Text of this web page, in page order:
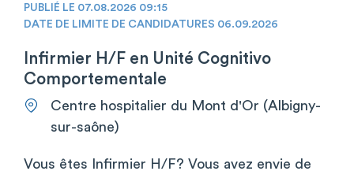
PUBLIÉ LE 07.08.2026 09:15
DATE DE LIMITE DE CANDIDATURES 06.09.2026
Infirmier H/F en Unité Cognitivo
Comportementale
Centre hospitalier du Mont d'Or (Albigny-
sur-saône)
Vous êtes Infirmier H/F? Vous avez envie de